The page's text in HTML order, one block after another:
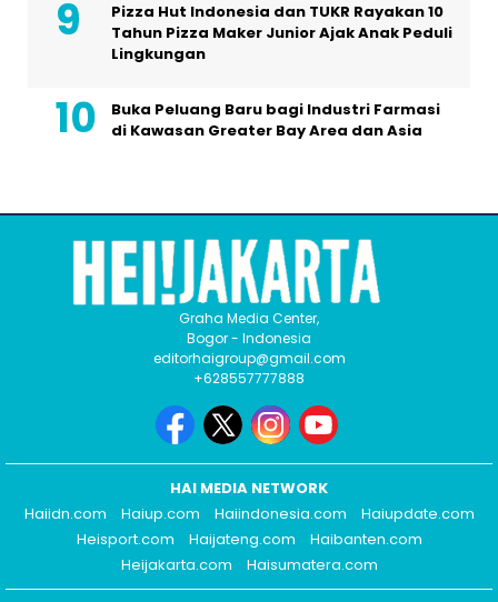
Pizza Hut Indonesia dan TUKR Rayakan 10
Tahun Pizza Maker Junior Ajak Anak Peduli
Lingkungan
Buka Peluang Baru bagi Industri Farmasi
di Kawasan Greater Bay Area dan Asia
Graha Media Center,
Bogor - Indonesia
editorhaigroup@gmail.com
+628557777888
HAI MEDIA NETWORK
Haiidn.com
Haiup.com Haiindonesia.com
Haiupdate.com
Heisport.com
Haijateng.com
Haibanten.com
Heijakarta.com
Haisumatera.com